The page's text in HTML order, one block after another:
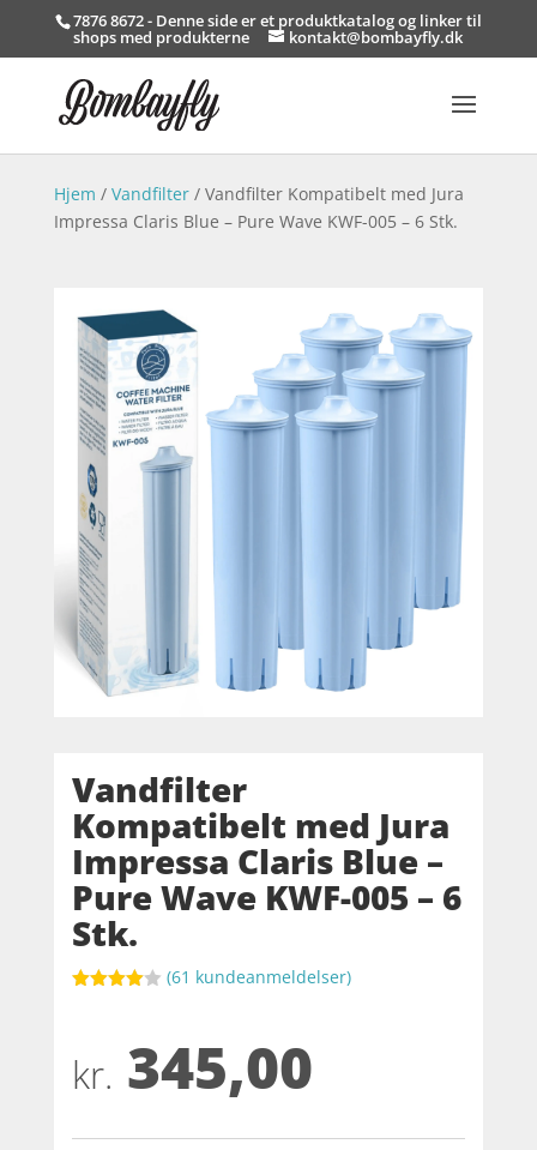
7876 8672 - Denne side er et produktkatalog og linker til
shops med produkterne kontakt@bombayfly.dk
Hjem / Vandfilter/ Vandfilter Kompatibelt med Jura
Impressa Claris Blue – Pure Wave KWF-005 – 6 Stk.
Vandfilter
Kompatibelt med Jura
Impressa Claris Blue –
Pure Wave KWF-005 – 6
Stk.
baseret
på
kundebed
(61 kundeanmeldelser)
kr. 345,00